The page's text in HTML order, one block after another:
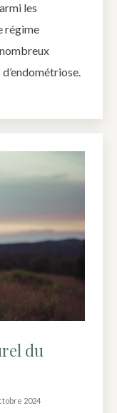
les
régime
du
2024